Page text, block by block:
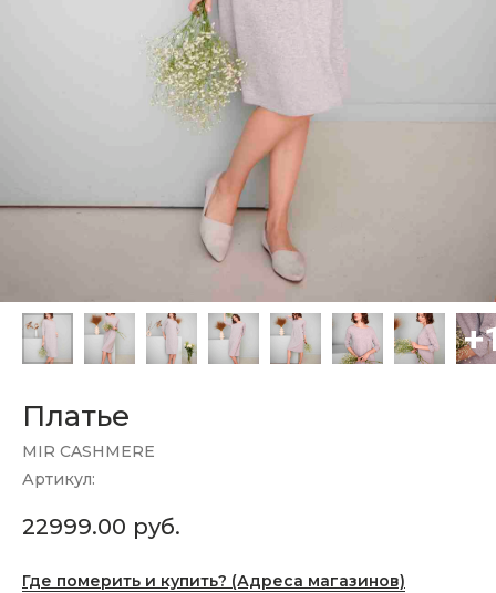
Платье
MIR CASHMERE
Артикул:
22999.00 руб.
Где померить и купить? (Адреса магазинов)